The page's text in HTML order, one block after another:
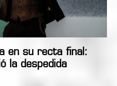
en su recta final:
la despedida